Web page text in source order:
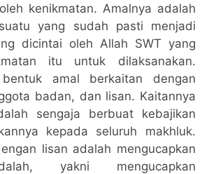
kenikmatan. Amalnya adalah
yang sudah pasti menjadi
dicintai oleh Allah SWT yang
itu untuk dilaksanakan.
amal berkaitan dengan
badan, dan lisan. Kaitannya
sengaja berbuat kebajikan
kepada seluruh makhluk.
lisan adalah mengucapkan
yakni mengucapkan